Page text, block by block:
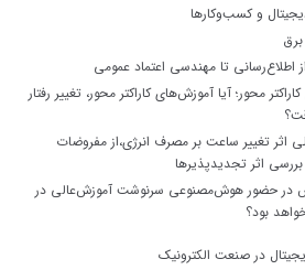
و کسب‌وکار‌ها
تا مهندسی اعتماد عمومی
محور؛ آیا آموزش‌های کاراکتر محور، تغییر رفتار
اثر تغییر ساعت بر مصرف انرژی،از مفروضات
اثر تجدیدپذیرها
در حضور هوش‌مصنوعی سرنوشت آموزش‌عالی در
بود؟
در صنعت الکترونیک